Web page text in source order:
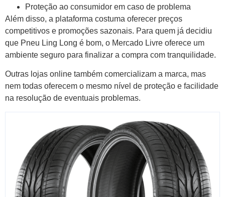
Proteção ao consumidor em caso de problema
Além disso, a plataforma costuma oferecer preços
competitivos e promoções sazonais. Para quem já decidiu
que Pneu Ling Long é bom, o Mercado Livre oferece um
ambiente seguro para finalizar a compra com tranquilidade.
Outras lojas online também comercializam a marca, mas
nem todas oferecem o mesmo nível de proteção e facilidade
na resolução de eventuais problemas.